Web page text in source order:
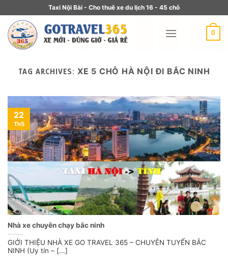
Taxi Nội Bài - Cho thuê xe du lịch 16 - 45 chỗ
0
TAG ARCHIVES: XE 5 CHỖ HÀ NỘI ĐI BẮC NINH
Nhà xe chuyên chạy bắc ninh
GIỚI THIỆU NHÀ XE GO TRAVEL 365 – CHUYÊN TUYẾN BẮC
NINH (Uy tín – [...]
22
Th5